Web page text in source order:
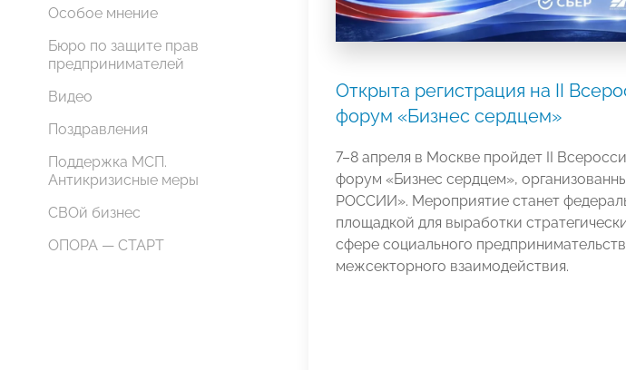
Особое мнение
Бюро по защите прав
предпринимателей
Видео
Поздравления
Поддержка МСП.
Антикризисные меры
СВОй бизнес
ОПОРА — СТАРТ
Открыта регистрация на II
форум «Бизнес сердцем»
7–8 апреля в Москве пройдет II
форум «Бизнес сердцем»,
РОССИИ». Мероприятие станет
площадкой для выработки
сфере социального
межсекторного взаимодействия.